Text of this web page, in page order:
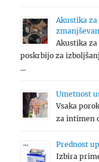
Akustika
Akustika
poskrbijo za
…
Umetnost
Vsaka
za intimen
Prednost
Izbira